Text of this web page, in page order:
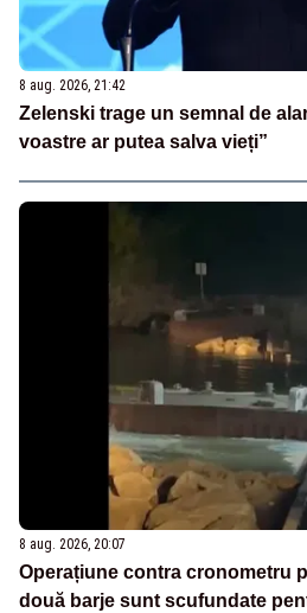
8 aug. 2026, 21:42
Zelenski trage un semnal de
voastre ar putea salva vieți”
8 aug. 2026, 20:07
Operațiune contra cronometru
două barje sunt scufundate